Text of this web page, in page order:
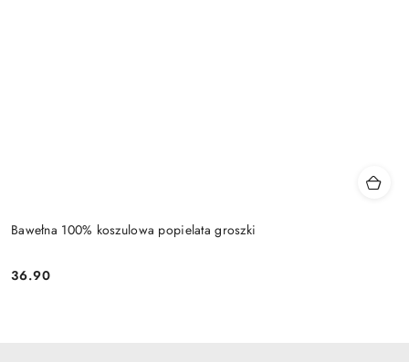
Bawełna 100% koszulowa popielata groszki
Cena:
36.90